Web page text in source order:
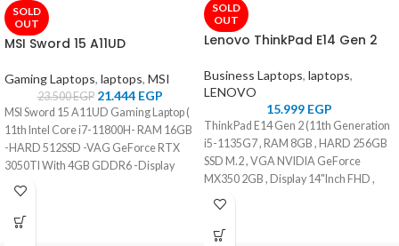
SOLD
OUT
MSI Sword 15 A11UD
Gaming Laptops, laptops, MSI
23.500EGP 21.444 EGP
MSI Sword 15 A11UD Gaming Laptop (
11th Intel Core i7-11800H- RAM 16GB
-HARD 512SSD -VAG GeForce RTX
3050TI With 4GB GDDR6 -Display
15.6 FHD 144HZ- Color White - OS
Windows 10 )
SOLD
OUT
Lenovo ThinkPad E14 Gen 2
Business Laptops, laptops,
LENOVO
15.999 EGP
ThinkPad E14 Gen 2 (11th Generation
i5-1135G7 , RAM 8GB , HARD 256GB
SSD M.2 , VGA NVIDIA GeForce
MX350 2GB , Display 14"Inch FHD ,
Color Black , OS DOS )